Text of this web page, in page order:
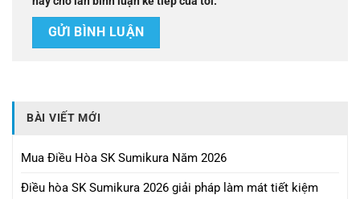
BÀI VIẾT MỚI
Mua Điều Hòa SK Sumikura Năm 2026
Điều hòa SK Sumikura 2026 giải pháp làm mát tiết kiệm